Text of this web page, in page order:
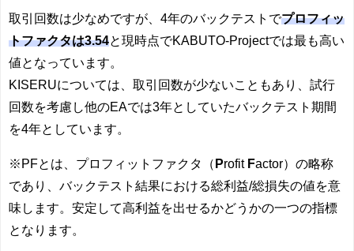
取引回数は少なめですが、4年のバックテストでプロフィッ
トファクタは3.54と現時点でKABUTO-Projectでは最も高い
値となっています。
KISERUについては、取引回数が少ないこともあり、試行
回数を考慮し他のEAでは3年としていたバックテスト期間
を4年としています。
※PFとは、プロフィットファクタ（Profit Factor）の略称
であり、バックテスト結果における総利益/総損失の値を意
味します。安定して高利益を出せるかどうかの一つの指標
となります。